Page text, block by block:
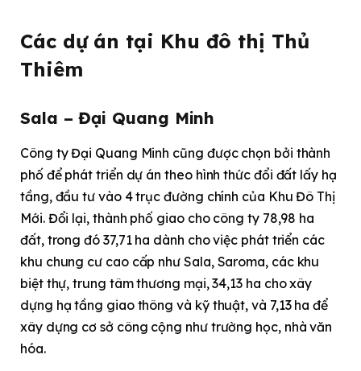
Các dự án tại Khu đô thị Thủ
Thiêm
Sala – Đại Quang Minh
Công ty Đại Quang Minh cũng được chọn bởi thành
phố để phát triển dự án theo hình thức đổi đất lấy hạ
tầng, đầu tư vào 4 trục đường chính của Khu Đô Thị
Mới. Đổi lại, thành phố giao cho công ty 78,98 ha
đất, trong đó 37,71 ha dành cho việc phát triển các
khu chung cư cao cấp như Sala, Saroma, các khu
biệt thự, trung tâm thương mại, 34,13 ha cho xây
dựng hạ tầng giao thông và kỹ thuật, và 7,13 ha để
xây dựng cơ sở công cộng như trường học, nhà văn
hóa.